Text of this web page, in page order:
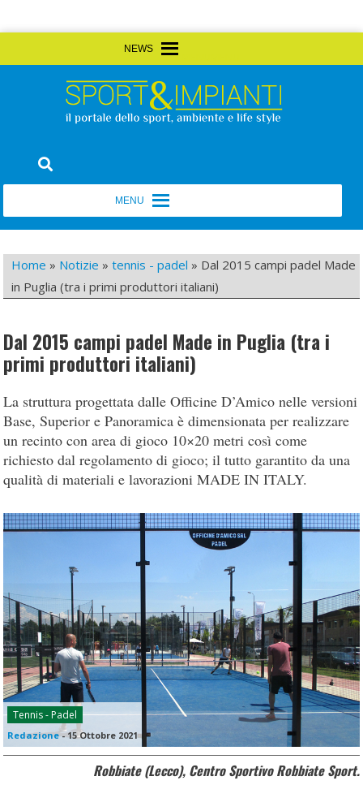
to
Sport&Impianti
Home » Notizie »tennis - padel » Dal 2015 campi padel Made
in Puglia (tra i primi produttori italiani)
Dal 2015 campi padel Made in Puglia (tra i
primi produttori italiani)
La struttura progettata dalle Officine D’Amico nelle versioni
Base, Superior e Panoramica è dimensionata per realizzare
un recinto con area di gioco 10×20 metri così come
richiesto dal regolamento di gioco; il tutto garantito da una
qualità di materiali e lavorazioni MADE IN ITALY.
Tennis - Padel
Redazione-15 Ottobre 2021
Robbiate (Lecco), Centro Sportivo Robbiate Sport.